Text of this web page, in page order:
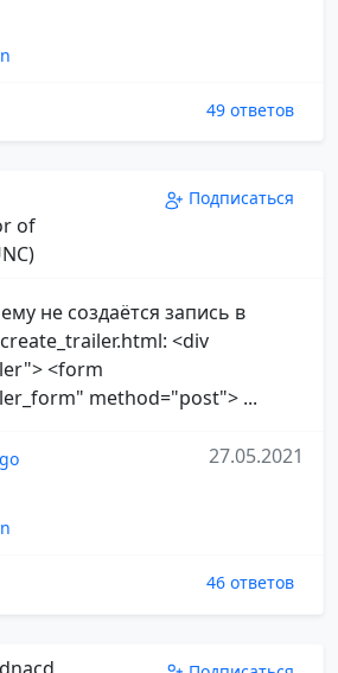
49 ответов
of
Подписаться
не создаётся запись в
<div
<form
method="post"> ...
27.05.2021
46 ответов